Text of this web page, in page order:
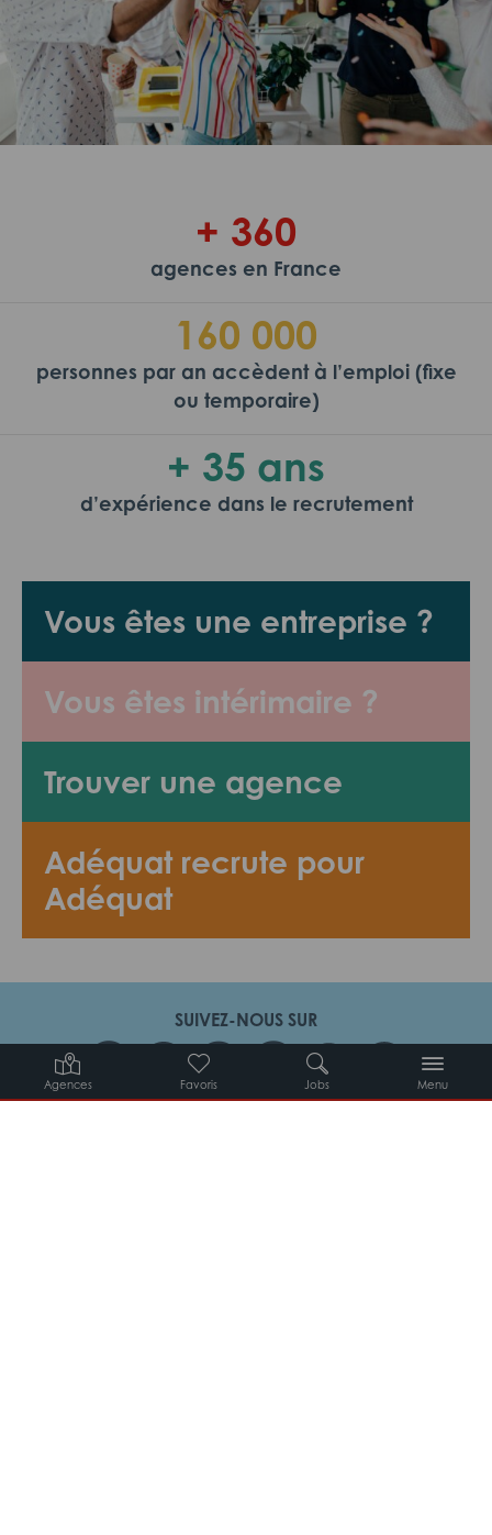
Agences Favoris Jobs Menu
Vous êtes une entreprise ?
Vous êtes intérimaire ?
Trouver une agence
Adéquat recrute pour
Adéquat
+ 360
agences en France
160 000
personnes par an accèdent à l’emploi (fixe
ou temporaire)
+ 35 ans
d’expérience dans le recrutement
SUIVEZ-NOUS SUR